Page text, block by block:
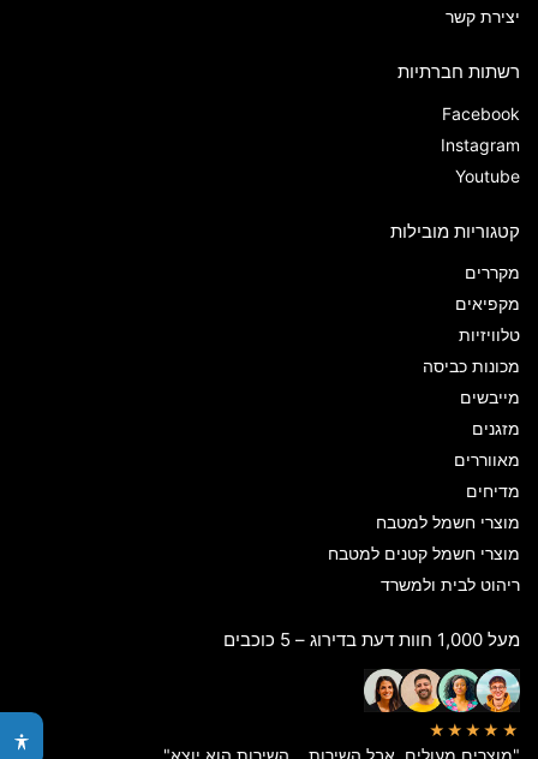
יצירת קשר
רשתות חברתיות
Facebook
Instagram
Youtube
קטגוריות מובילות
מקררים
מקפיאים
טלוויזיות
מכונות כביסה
מייבשים
מזגנים
מאווררים
מדיחים
מוצרי חשמל למטבח
מוצרי חשמל קטנים למטבח
ריהוט לבית ולמשרד
מעל 1,000 חוות דעת בדירוג – 5 כוכבים
★★★★★